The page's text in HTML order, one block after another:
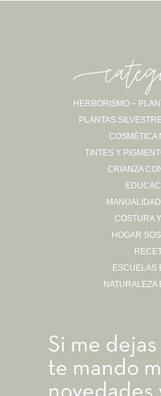
Sígueme
-
HERBORISMO –
PLANTAS
COSMÉTICA
TINTES Y
CRIANZA
COSTURA
HOGAR
ESCUELAS
NATURALEZA
Si me
te mando